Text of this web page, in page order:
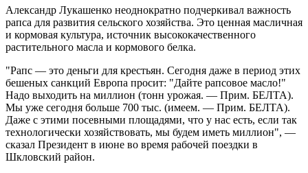
Александр Лукашенко неоднократно подчеркивал важность
рапса для развития сельского хозяйства. Это ценная масличная
и кормовая культура, источник высококачественного
растительного масла и кормового белка.
"Рапс — это деньги для крестьян. Сегодня даже в период этих
бешеных санкций Европа просит: "Дайте рапсовое масло!"
Надо выходить на миллион (тонн урожая. — Прим. БЕЛТА).
Мы уже сегодня больше 700 тыс. (имеем. — Прим. БЕЛТА).
Даже с этими посевными площадями, что у нас есть, если так
технологически хозяйствовать, мы будем иметь миллион", —
сказал Президент в июне во время рабочей поездки в
Шкловский район.